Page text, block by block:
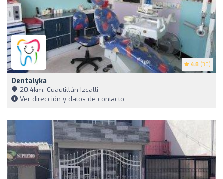
4.8 (30)
Dentalyka
20,4km, Cuautitlán Izcalli
Ver dirección y datos de contacto